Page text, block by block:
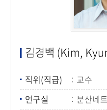
김경백 (Kim,
직위(직급)
교수
연구실
분산네